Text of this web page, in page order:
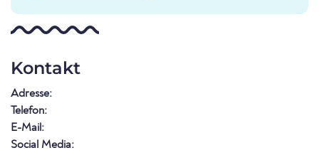
Kontakt
Adresse:
Telefon:
E-Mail:
Social Media: